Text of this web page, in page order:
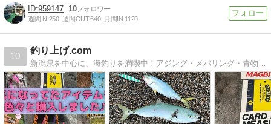
959147 10
週間IN:250 週間OUT:640 月間IN:1120
10
釣り上げ.com
新潟県を中心に、海釣りを満喫中！アジング・メバリング・青物・アオリイカ・シーバス・フラットフィッシュなど季節のターゲットを狙っています♪釣具の紹介やインプレなども掲載しています！！